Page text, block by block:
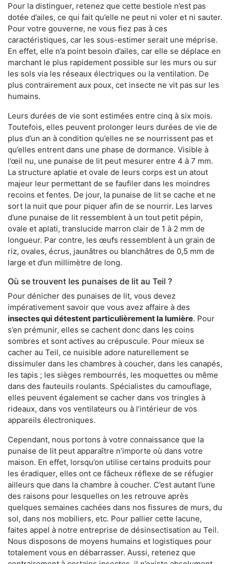
Pour la distinguer, retenez que cette bestiole n’est pas
dotée d’ailes, ce qui fait qu’elle ne peut ni voler et ni sauter.
Pour votre gouverne, ne vous fiez pas à ces
caractéristiques, car les sous-estimer serait une méprise.
En effet, elle n’a point besoin d’ailes, car elle se déplace en
marchant le plus rapidement possible sur les murs ou sur
les sols via les réseaux électriques ou la ventilation. De
plus contrairement aux poux, cet insecte ne vit pas sur les
humains.
Leurs durées de vie sont estimées entre cinq à six mois.
Toutefois, elles peuvent prolonger leurs durées de vie de
plus d’un an à condition qu’elles ne se nourrissent pas et
qu’elles entrent dans une phase de dormance. Visible à
l’œil nu, une punaise de lit peut mesurer entre 4 à 7 mm.
La structure aplatie et ovale de leurs corps est un atout
majeur leur permettant de se faufiler dans les moindres
recoins et fentes. De jour, la punaise de lit se cache et ne
sort la nuit que pour piquer afin de se nourrir. Les larves
d’une punaise de lit ressemblent à un tout petit pépin,
ovale et aplati, translucide marron clair de 1 à 2 mm de
longueur. Par contre, les œufs ressemblent à un grain de
riz, ovales, écrus, jaunâtres ou blanchâtres de 0,5 mm de
large et d’un millimètre de long.
Où se trouvent les punaises de lit au Teil ?
Pour dénicher des punaises de lit, vous devez
impérativement savoir que vous avez affaire à des
insectes qui détestent particulièrement la lumière. Pour
s’en prémunir, elles se cachent donc dans les coins
sombres et sont actives au crépuscule. Pour mieux se
cacher au Teil, ce nuisible adore naturellement se
dissimuler dans les chambres à coucher, dans les canapés,
les tapis ; les sièges rembourrés, les moquettes ou même
dans des fauteuils roulants. Spécialistes du camouflage,
elles peuvent également se cacher dans vos tringles à
rideaux, dans vos ventilateurs ou à l’intérieur de vos
appareils électroniques.
Cependant, nous portons à votre connaissance que la
punaise de lit peut apparaître n’importe où dans votre
maison. En effet, lorsqu’on utilise certains produits pour
les éradiquer, elles ont ce fâcheux réflexe de se réfugier
ailleurs que dans la chambre à coucher. C’est autant l’une
des raisons pour lesquelles on les retrouve après
quelques semaines cachées dans nos fissures de murs, du
sol, dans nos mobiliers, etc. Pour pallier cette lacune,
faites appel à notre entreprise de désinsectisation au Teil.
Nous disposons de moyens humains et logistiques pour
totalement vous en débarrasser. Aussi, retenez que